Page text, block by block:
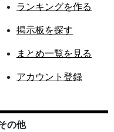
ランキングを作る
掲示板を探す
まとめ一覧を見る
アカウント登録
の他